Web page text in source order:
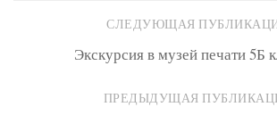
СЛЕДУЮЩАЯ
Экскурсия в музей печати 5Б
ПРЕДЫДУЩАЯ